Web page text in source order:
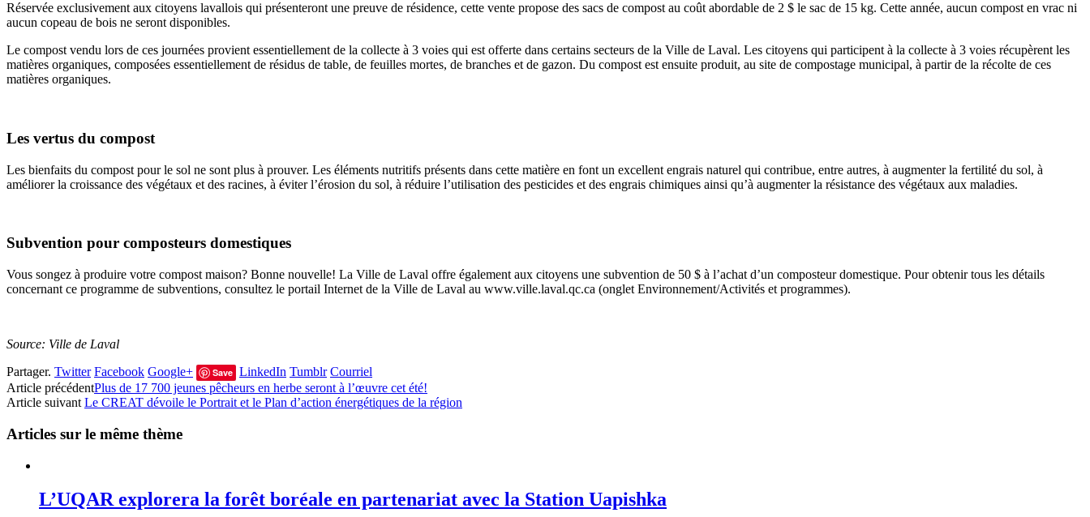
Réservée exclusivement aux citoyens lavallois qui présenteront une preuve de résidence, cette vente propose des sacs de compost au coût abordable de 2 $ le sac de 15 kg. Cette année, aucun compost en vrac ni
aucun copeau de bois ne seront disponibles.
Le compost vendu lors de ces journées provient essentiellement de la collecte à 3 voies qui est offerte dans certains secteurs de la Ville de Laval. Les citoyens qui participent à la collecte à 3 voies récupèrent les
matières organiques, composées essentiellement de résidus de table, de feuilles mortes, de branches et de gazon. Du compost est ensuite produit, au site de compostage municipal, à partir de la récolte de ces
matières organiques.
Les vertus du compost
Les bienfaits du compost pour le sol ne sont plus à prouver. Les éléments nutritifs présents dans cette matière en font un excellent engrais naturel qui contribue, entre autres, à augmenter la fertilité du sol, à
améliorer la croissance des végétaux et des racines, à éviter l’érosion du sol, à réduire l’utilisation des pesticides et des engrais chimiques ainsi qu’à augmenter la résistance des végétaux aux maladies.
Subvention pour composteurs domestiques
Vous songez à produire votre compost maison? Bonne nouvelle! La Ville de Laval offre également aux citoyens une subvention de 50 $ à l’achat d’un composteur domestique. Pour obtenir tous les détails
concernant ce programme de subventions, consultez le portail Internet de la Ville de Laval au www.ville.laval.qc.ca (onglet Environnement/Activités et programmes).
Source: Ville de Laval
Partager. Twitter Facebook Google+ Save LinkedIn Tumblr Courriel
Article précédentPlus de 17 700 jeunes pêcheurs en herbe seront à l’œuvre cet été!
Article suivant Le CREAT dévoile le Portrait et le Plan d’action énergétiques de la région
Articles sur le même thème
L’UQAR explorera la forêt boréale en partenariat avec la Station Uapishka